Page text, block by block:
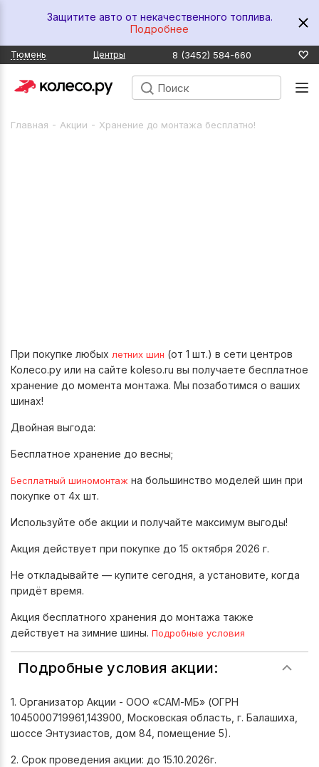
Защитите авто от некачественного топлива.
Подробнее
Тюмень Центры 8 (3452) 584-660
Главная - Акции - Хранение до монтажа бесплатно!
При покупке любых летних шин (от 1 шт.) в сети центров
Колесо.ру или на сайте koleso.ru вы получаете бесплатное
хранение до момента монтажа. Мы позаботимся о ваших
шинах!
Двойная выгода:
Бесплатное хранение до весны;
Бесплатный шиномонтаж на большинство моделей шин при
покупке от 4х шт.
Используйте обе акции и получайте максимум выгоды!
Акция действует при покупке до 15 октября 2026 г.
Не откладывайте — купите сегодня, а установите, когда
придёт время.
Акция бесплатного хранения до монтажа также
действует на зимние шины. Подробные условия
Подробные условия акции:
1. Организатор Акции - ООО «САМ-МБ» (ОГРН
1045000719961,143900, Московская область, г. Балашиха,
шоссе Энтузиастов, дом 84, помещение 5).
2. Срок проведения акции: до 15.10.2026г.